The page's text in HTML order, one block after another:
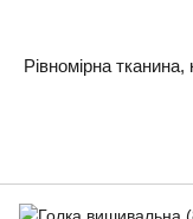
Рівномірна